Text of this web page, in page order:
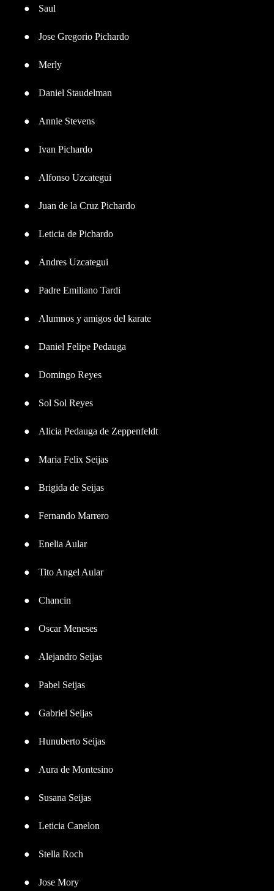
● Saul
● Jose Gregorio Pichardo
● Merly
● Daniel Staudelman
● Annie Stevens
● Ivan Pichardo
● Alfonso Uzcategui
● Juan de la Cruz Pichardo
● Leticia de Pichardo
● Andres Uzcategui
● Padre Emiliano Tardi
● Alumnos y amigos del karate
● Daniel Felipe Pedauga
● Domingo Reyes
● Sol Sol Reyes
● Alicia Pedauga de Zeppenfeldt
● Maria Felix Seijas
● Brigida de Seijas
● Fernando Marrero
● Enelia Aular
● Tito Angel Aular
● Chancin
● Oscar Meneses
● Alejandro Seijas
● Pabel Seijas
● Gabriel Seijas
● Hunuberto Seijas
● Aura de Montesino
● Susana Seijas
● Leticia Canelon
● Stella Roch
● Jose Mory